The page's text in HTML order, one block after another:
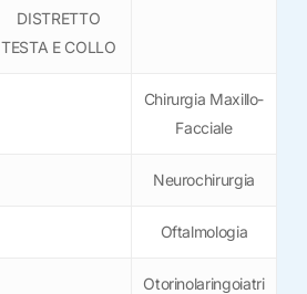
DISTRETTO
TESTA E COLLO
Chirurgia Maxillo-
Facciale
Neurochirurgia
Oftalmologia
Otorinolaringoiatri